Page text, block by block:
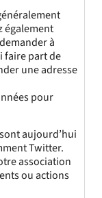
également
à
faire part de
une adresse
pour
aujourd’hui
Twitter.
association
ou actions